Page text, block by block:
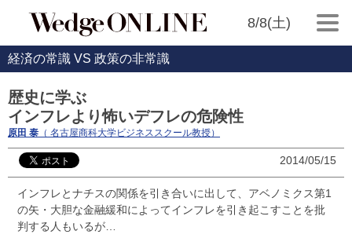
8/8(土)
経済の常識 VS 政策の非常識
歴史に学ぶ
インフレより怖いデフレの危険性
原田 泰 （ 名古屋商科大学ビジネススクール教授）
2014/05/15
インフレとナチスの関係を引き合いに出して、アベノミクス第1
の矢・大胆な金融緩和によってインフレを引き起こすことを批
判する人もいるが…